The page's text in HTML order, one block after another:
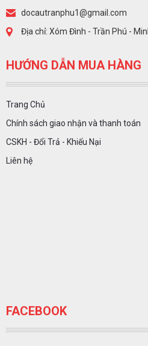
docautranphu1@gmail.com
Địa chỉ: Xóm Đình - Trần Phú -
HƯỚNG DẪN MUA HÀNG
Trang Chủ
Chính sách giao nhận và thanh toán
CSKH - Đổi Trả - Khiếu Nại
Liên hệ
FACEBOOK